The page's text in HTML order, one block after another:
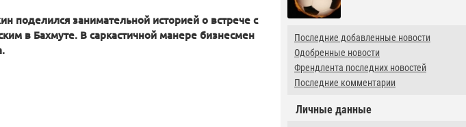
Последние добавленные новости
Одобренные новости
Френдлента последних новостей
Последние комментарии
Личные данные
поделился занимательной историей о встрече с
в Бахмуте. В саркастичной манере бизнесмен